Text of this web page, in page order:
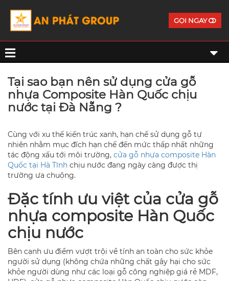
GỌI NGAY
Tại sao bạn nên sử dụng cửa gỗ
nhựa Composite Hàn Quốc chịu
nước tại Đà Nẵng ?
Cùng với xu thế kiến trúc xanh, hạn chế sử dụng gỗ tự
nhiên nhằm mục đích hạn chế đến mức thấp nhất những
tác động xấu tới môi trường, cửa gỗ nhựa composite Hàn
Quốc tại Hà Tĩnh chịu nước đang ngày càng được thị
trường ưa chuộng.
Đặc tính ưu việt của cửa gỗ
nhựa composite Hàn Quốc
chịu nước
Bên cạnh ưu điểm vượt trội về tính an toàn cho sức khỏe
người sử dụng (không chứa những chất gây hại cho sức
khỏe người dùng như các loại gỗ công nghiệp giá rẻ MDF,